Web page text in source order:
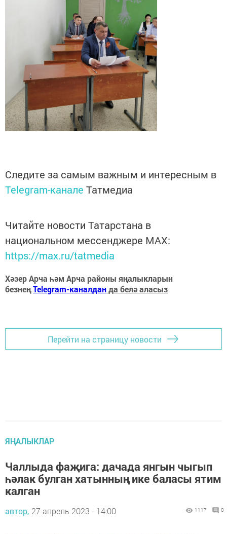
Следите за самым важным и интересным в
Telegram-канале Татмедиа
Читайте новости Татарстана в
национальном мессенджере MАХ:
https://max.ru/tatmedia
Хәзер Арча һәм Арча районы яңалыкларын
безнеңTelegram-каналданда белә аласыз
Перейти на страницу новости
ЯҢАЛЫКЛАР
Чаллыда фаҗига: дачада янгын чыгып
һәлак булган хатынның ике баласы ятим
калган
автор, 27 апрель 2023 - 14:00 1117 0